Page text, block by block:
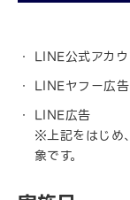
LINE公式アカウ
LINEヤフー広告
LINE広告
※上記をはじめ
象です。